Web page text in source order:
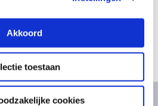
Akkoord
toestaan
cookies
nu gratis
Economie →